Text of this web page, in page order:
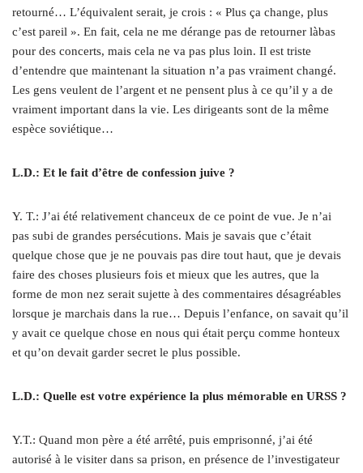
retourné… L’équivalent serait, je crois : « Plus ça change, plus
c’est pareil ». En fait, cela ne me dérange pas de retourner làbas
pour des concerts, mais cela ne va pas plus loin. Il est triste
d’entendre que maintenant la situation n’a pas vraiment changé.
Les gens veulent de l’argent et ne pensent plus à ce qu’il y a de
vraiment important dans la vie. Les dirigeants sont de la même
espèce soviétique…
L.D.: Et le fait d’être de confession juive ?
Y. T.: J’ai été relativement chanceux de ce point de vue. Je n’ai
pas subi de grandes persécutions. Mais je savais que c’était
quelque chose que je ne pouvais pas dire tout haut, que je devais
faire des choses plusieurs fois et mieux que les autres, que la
forme de mon nez serait sujette à des commentaires désagréables
lorsque je marchais dans la rue… Depuis l’enfance, on savait qu’il
y avait ce quelque chose en nous qui était perçu comme honteux
et qu’on devait garder secret le plus possible.
L.D.: Quelle est votre expérience la plus mémorable en URSS ?
Y.T.: Quand mon père a été arrêté, puis emprisonné, j’ai été
autorisé à le visiter dans sa prison, en présence de l’investigateur